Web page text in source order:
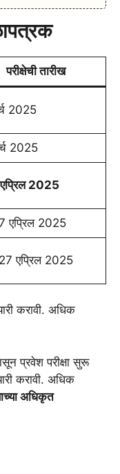
परीक्षेची तारीख
2025
2025
2025
एप्रिल 2025
एप्रिल 2025
करावी. अधिक
प्रवेश परीक्षा सुरू
करावी. अधिक
अधिकृत